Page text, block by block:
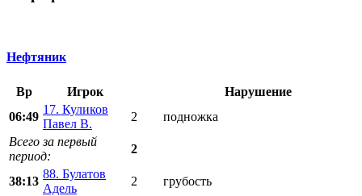
Нефтяник
Вр Игрок
Нарушение
06:49
17. Куликов
Павел В.
2
подножка
Всего за первый
период:
2
38:13
88. Булатов
Адель
2 грубость